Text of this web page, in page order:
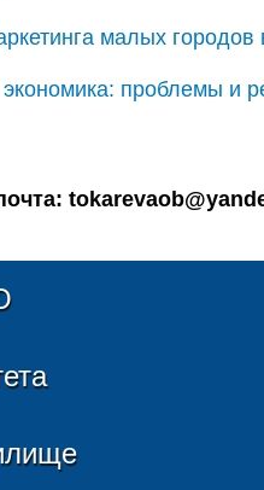
малых городов
проблемы и